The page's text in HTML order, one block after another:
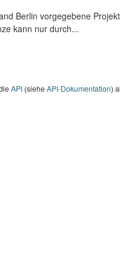
Berlin vorgegebene
kann nur durch...
API(sieheAPI-Dokumentation)